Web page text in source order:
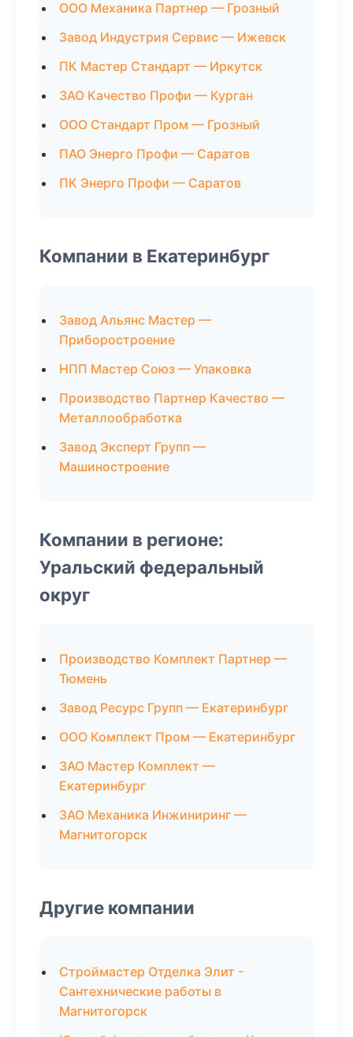
ООО Механика Партнер — Грозный
Завод Индустрия Сервис — Ижевск
ПК Мастер Стандарт — Иркутск
ЗАО Качество Профи — Курган
ООО Стандарт Пром — Грозный
ПАО Энерго Профи — Саратов
ПК Энерго Профи — Саратов
Компании в Екатеринбург
Завод Альянс Мастер —
Приборостроение
НПП Мастер Союз — Упаковка
Производство Партнер Качество —
Металлообработка
Завод Эксперт Групп —
Машиностроение
Компании в регионе:
Уральский федеральный
округ
Производство Комплект Партнер —
Тюмень
Завод Ресурс Групп — Екатеринбург
ООО Комплект Пром — Екатеринбург
ЗАО Мастер Комплект —
Екатеринбург
ЗАО Механика Инжиниринг —
Магнитогорск
Другие компании
Строймастер Отделка Элит -
Сантехнические работы в
Магнитогорск